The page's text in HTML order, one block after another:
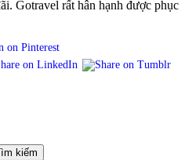
Gotravel rất hân hạnh được phục
kiếm